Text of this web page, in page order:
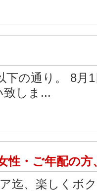
下の通り。 8月
致しま...
性・ご年配の方
迄、楽しくボ